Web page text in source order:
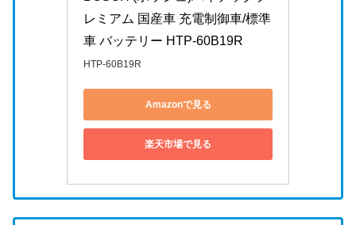
レミアム 国産車 充電制御車/標準
車 バッテリー HTP-60B19R
HTP-60B19R
Amazonで見る
楽天市場で見る